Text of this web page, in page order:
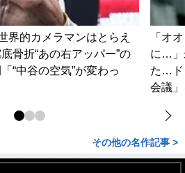
界的カメラマンはとらえ
骨折“あの右アッパー”の
“中谷の空気”が変わっ
「オ
に…」
た…ド
会議
その他の名作記事 >